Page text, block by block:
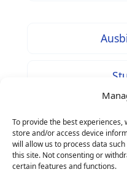
To provide the best experiences,
store and/or access device
will allow us to process data
this site. Not consenting or
certain features and functions.